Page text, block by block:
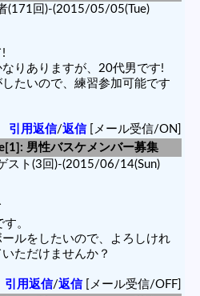
(171回)-(2015/05/05(Tue)
りありますが、20代男です!
たいので、練習参加可能です
引用返信/返信[メール受信/ON]
男性バスケメンバー募集
スト(3回)-(2015/06/14(Sun)
。
ルをしたいので、よろしけれ
ただけませんか？
引用返信/返信[メール受信/OFF]